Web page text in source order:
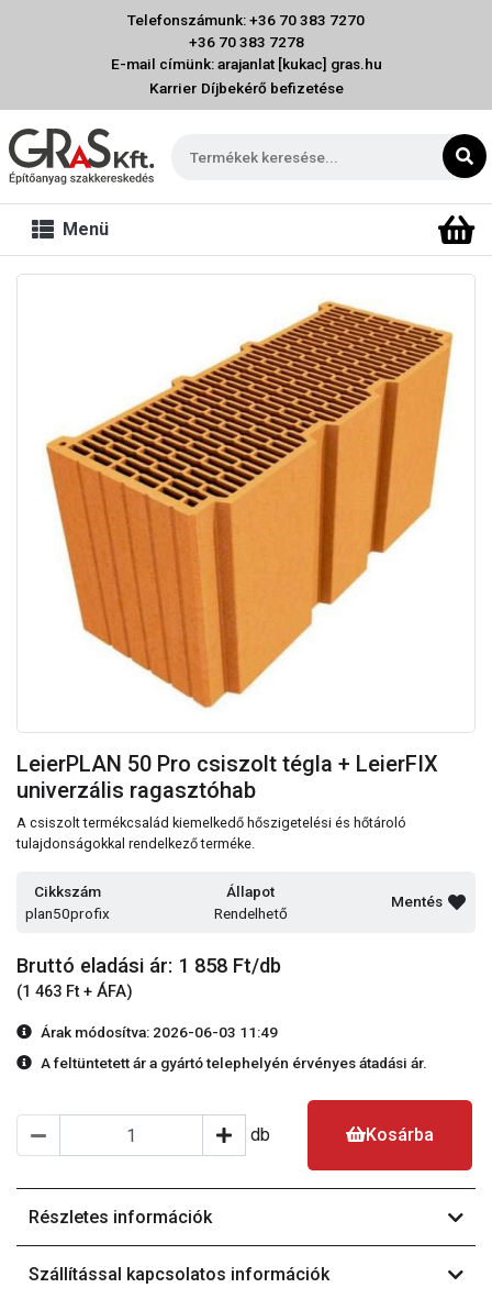
Telefonszámunk: +36 70 383 7270
+36 70 383 7278
E-mail címünk: arajanlat [kukac] gras.hu
Karrier Díjbekérő befizetése
Menü
LeierPLAN 50 Pro csiszolt tégla + LeierFIX
univerzális ragasztóhab
A csiszolt termékcsalád kiemelkedő hőszigetelési és hőtároló
tulajdonságokkal rendelkező terméke.
Cikkszám
plan50profix
Állapot
Rendelhető
Mentés
Bruttó eladási ár: 1 858 Ft/db
(1 463 Ft + ÁFA)
Árak módosítva: 2026-06-03 11:49
A feltüntetett ár a gyártó telephelyén érvényes átadási ár.
db Kosárba
Részletes információk
Szállítással kapcsolatos információk